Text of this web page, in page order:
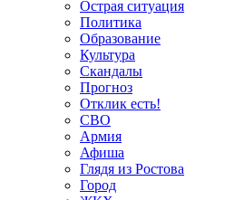
Острая ситуация
Политика
Образование
Культура
Скандалы
Прогноз
Отклик есть!
СВО
Армия
Афиша
Глядя из Ростова
Город